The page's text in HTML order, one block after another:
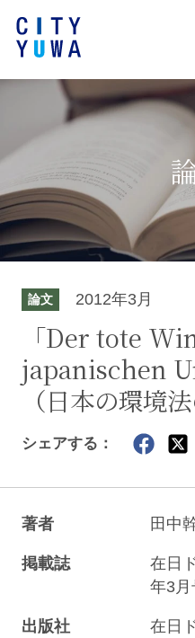
論文 2012年3月
「Der tote
japanischen
（日本の環境
シェアする：
著者 田中
掲載誌
在日
年3月
出版社 在日